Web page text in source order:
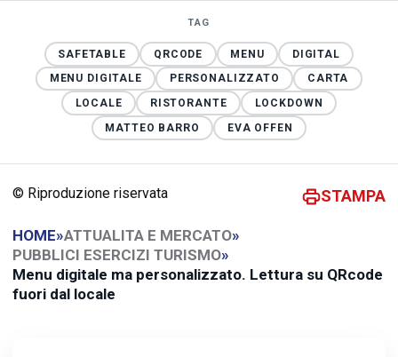
TAG
SAFETABLE QRCODE MENU
DIGITAL
MENU DIGITALE
PERSONALIZZATO
CARTA
LOCALE
RISTORANTE
LOCKDOWN
MATTEO BARRO
EVA OFFEN
© Riproduzione riservata STAMPA
HOME»ATTUALITA E MERCATO»
PUBBLICI ESERCIZI TURISMO»
Menu digitale ma personalizzato. Lettura su QRcode
fuori dal locale